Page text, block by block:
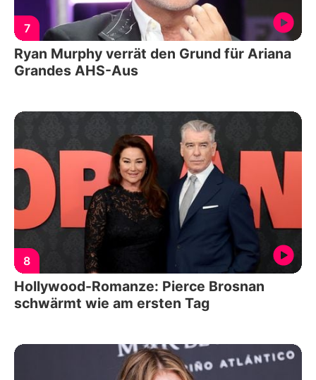
7
Ryan Murphy verrät den Grund für Ariana
Grandes AHS-Aus
8
Hollywood-Romanze: Pierce Brosnan
schwärmt wie am ersten Tag